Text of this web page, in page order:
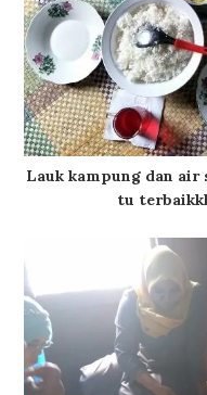
Lauk kampung dan air
tu